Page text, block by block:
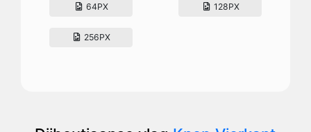
64PX 128PX
256PX